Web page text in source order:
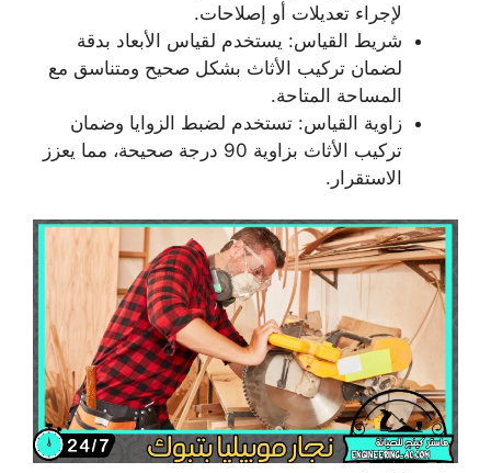
لإجراء تعديلات أو إصلاحات.
شريط القياس: يستخدم لقياس الأبعاد بدقة
لضمان تركيب الأثاث بشكل صحيح ومتناسق مع
المساحة المتاحة.
زاوية القياس: تستخدم لضبط الزوايا وضمان
تركيب الأثاث بزاوية 90 درجة صحيحة، مما يعزز
الاستقرار.